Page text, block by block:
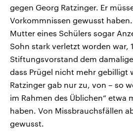
gegen Georg Ratzinger. Er
Vorkommnissen gewusst
Mutter eines Schülers sogar
Sohn stark verletzt worden war,
Stiftungsvorstand dem
dass Prügel nicht mehr gebilligt
Ratzinger gab nur zu, von – so
im Rahmen des Üblichen“ etwa
haben. Von Missbrauchsfällen
gewusst.